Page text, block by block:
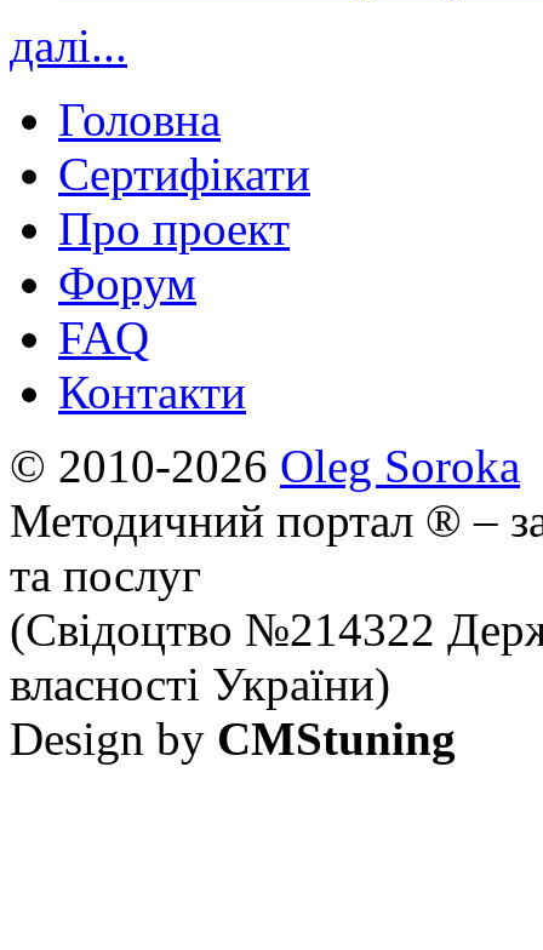
далі...
Головна
Сертифікати
Про проект
Форум
FAQ
Контакти
© 2010-2026 Oleg Soroka
Методичний портал ® –
та послуг
(Свідоцтво №214322
власності України)
Design by CMStuning